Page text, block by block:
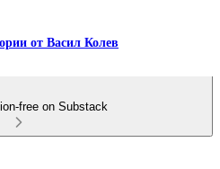
от Васил Колев
free on Substack